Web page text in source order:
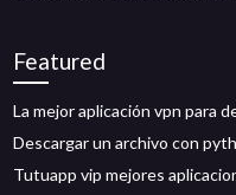
Featured
La mejor aplicación vpn para
Descargar un archivo con
Tutuapp vip mejores